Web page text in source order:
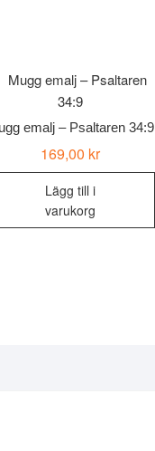
emalj – Psaltaren 34:9
169,00 kr
Lägg till i
varukorg